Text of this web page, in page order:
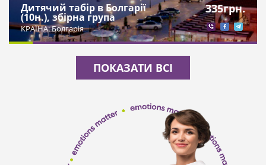
Дитячий табір в Болгарії
(10н.), збірна група
КРАЇНА: Болгарія
грн.
335
ПОКАЗАТИ ВСІ